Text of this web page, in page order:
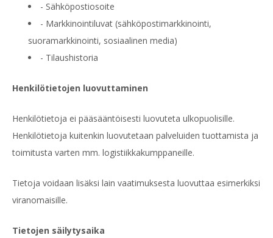
- Sähköpostiosoite
- Markkinointiluvat (sähköpostimarkkinointi,
suoramarkkinointi, sosiaalinen media)
- Tilaushistoria
Henkilötietojen luovuttaminen
Henkilötietoja ei pääsääntöisesti luovuteta ulkopuolisille.
Henkilötietoja kuitenkin luovutetaan palveluiden tuottamista ja
toimitusta varten mm. logistiikkakumppaneille.
Tietoja voidaan lisäksi lain vaatimuksesta luovuttaa esimerkiksi
viranomaisille.
Tietojen säilytysaika